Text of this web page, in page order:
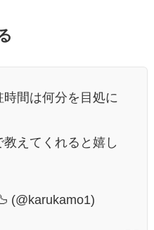
間は何分を目処に
えてくれると嬉し
(@karukamo1)